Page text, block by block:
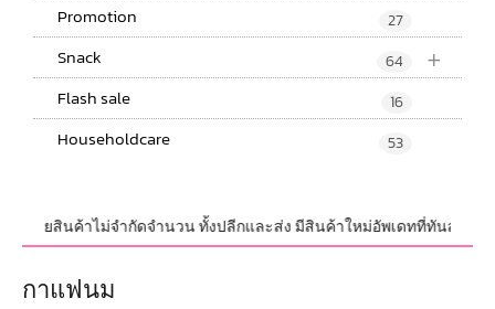
Promotion 27
+
Snack 64
Flash sale 16
Householdcare 53
น่ายสินค้าไม่จำกัดจำนวน ทั้งปลีกและส่ง มีสินค้าใหม่อัพเดทที่ทันสมัยอยู่
กาแฟนม